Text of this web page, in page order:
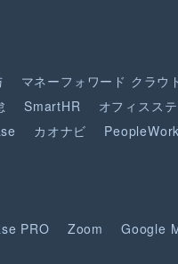
マネーフォワード クラウ
SmartHR オフィスス
カオナビ PeopleWork
PRO Zoom Google